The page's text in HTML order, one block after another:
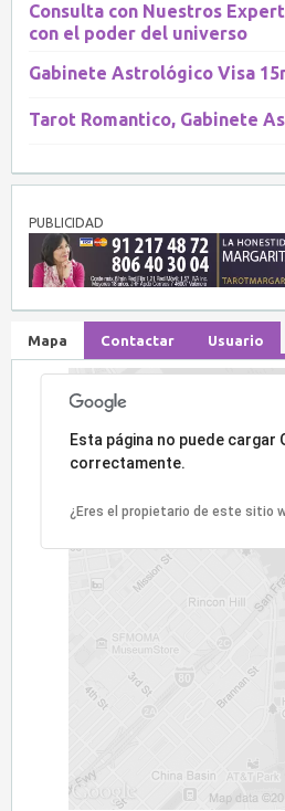
Consulta con Nuestros
con el poder del universo
Gabinete Astrológico Visa
Tarot Romantico, Gabinete
PUBLICIDAD
Mapa Contactar Usuario
Lo sentimos, la dirección no
Esta página no puede cargar
correctamente.
¿Eres el propietario de este sitio